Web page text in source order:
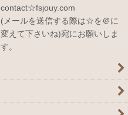
contact☆fsjouy.com
(メールを送信する際は☆を＠に
変えて下さいね)宛にお願いしま
す。